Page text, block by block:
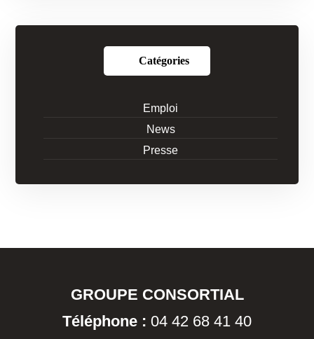
Catégories
Emploi
News
Presse
GROUPE CONSORTIAL
Téléphone : 04 42 68 41 40